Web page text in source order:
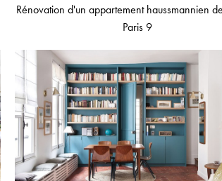
Rénovation d'un appartement haussmannien
Paris 9